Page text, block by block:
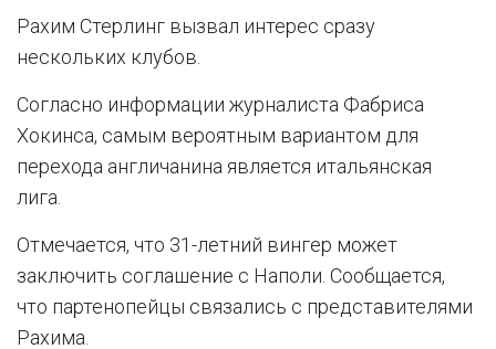
Рахим Стерлинг вызвал интерес сразу
нескольких клубов.
Согласно информации журналиста Фабриса
Хокинса, самым вероятным вариантом для
перехода англичанина является итальянская
лига.
Отмечается, что 31-летний вингер может
заключить соглашение с Наполи. Сообщается,
что партенопейцы связались с представителями
Рахима.